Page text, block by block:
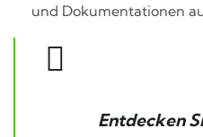
und Dokumentationen
Entdecken